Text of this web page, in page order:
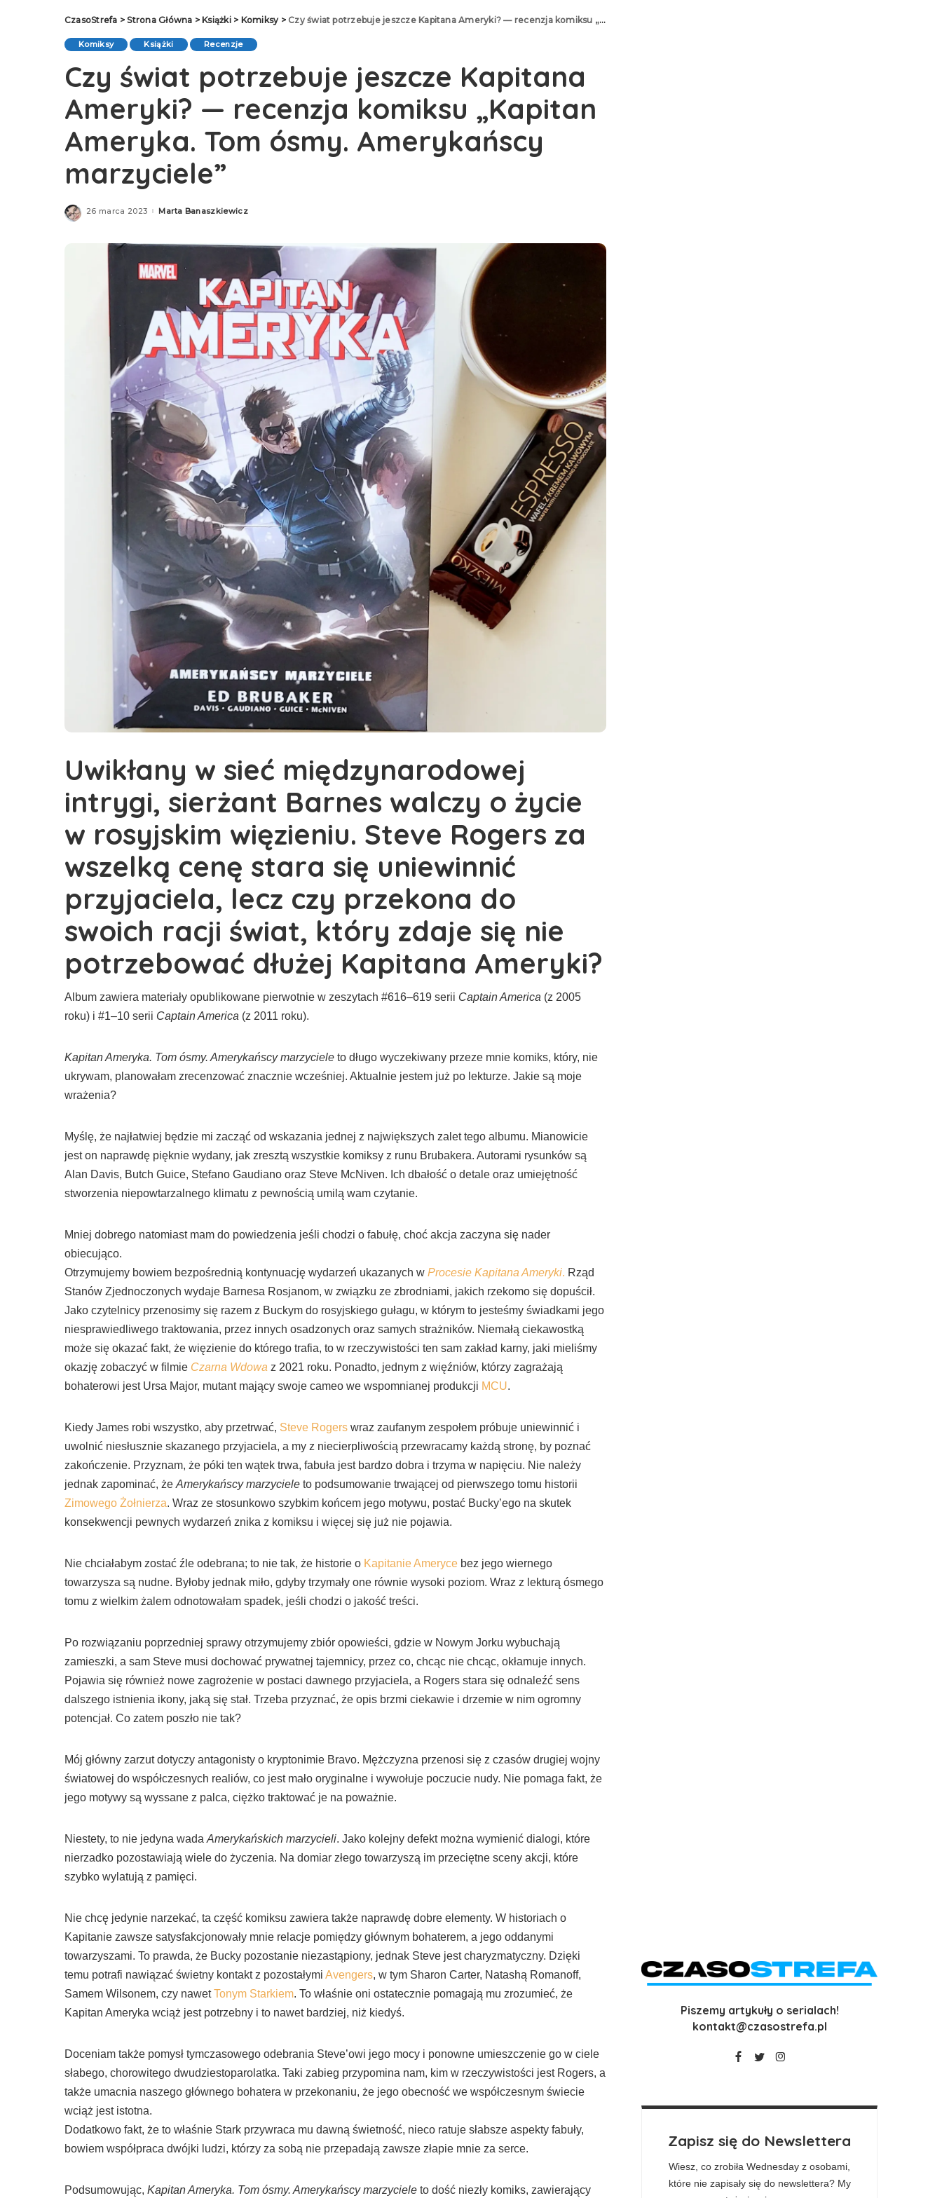
CzasoStrefa >Strona Główna > Książki> Komiksy> Czy świat potrzebuje jeszcze Kapitana Ameryki? — recenzja komiksu „Kapitan Ameryka. Tom ósmy. Amerykańscy marzyciele”
Komiksy Książki Recenzje
Czy świat potrzebuje jeszcze Kapitana
Ameryki? — recenzja komiksu „Kapitan
Ameryka. Tom ósmy. Amerykańscy
marzyciele”
26 marca 2023Posted
Marta Banaszkiewicz
Uwikłany w sieć międzynarodowej
intrygi, sierżant Barnes walczy o życie
w rosyjskim więzieniu. Steve Rogers za
wszelką cenę stara się uniewinnić
przyjaciela, lecz czy przekona do
swoich racji świat, który zdaje się nie
potrzebować dłużej Kapitana Ameryki?
Album zawiera materiały opublikowane pierwotnie w zeszytach #616–619 serii Captain America (z 2005
roku) i #1–10 serii Captain America (z 2011 roku).
Kapitan Ameryka. Tom ósmy. Amerykańscy marzyciele to długo wyczekiwany przeze mnie komiks, który, nie
ukrywam, planowałam zrecenzować znacznie wcześniej. Aktualnie jestem już po lekturze. Jakie są moje
wrażenia?
Myślę, że najłatwiej będzie mi zacząć od wskazania jednej z największych zalet tego albumu. Mianowicie
jest on naprawdę pięknie wydany, jak zresztą wszystkie komiksy z runu Brubakera. Autorami rysunków są
Alan Davis, Butch Guice, Stefano Gaudiano oraz Steve McNiven. Ich dbałość o detale oraz umiejętność
stworzenia niepowtarzalnego klimatu z pewnością umilą wam czytanie.
Mniej dobrego natomiast mam do powiedzenia jeśli chodzi o fabułę, choć akcja zaczyna się nader
obiecująco.
Otrzymujemy bowiem bezpośrednią kontynuację wydarzeń ukazanych w Procesie Kapitana Ameryki. Rząd
Stanów Zjednoczonych wydaje Barnesa Rosjanom, w związku ze zbrodniami, jakich rzekomo się dopuścił.
Jako czytelnicy przenosimy się razem z Buckym do rosyjskiego gułagu, w którym to jesteśmy świadkami jego
niesprawiedliwego traktowania, przez innych osadzonych oraz samych strażników. Niemałą ciekawostką
może się okazać fakt, że więzienie do którego trafia, to w rzeczywistości ten sam zakład karny, jaki mieliśmy
okazję zobaczyć w filmie Czarna Wdowa z 2021 roku. Ponadto, jednym z więźniów, którzy zagrażają
bohaterowi jest Ursa Major, mutant mający swoje cameo we wspomnianej produkcji MCU.
Kiedy James robi wszystko, aby przetrwać, Steve Rogers wraz zaufanym zespołem próbuje uniewinnić i
uwolnić niesłusznie skazanego przyjaciela, a my z niecierpliwością przewracamy każdą stronę, by poznać
zakończenie. Przyznam, że póki ten wątek trwa, fabuła jest bardzo dobra i trzyma w napięciu. Nie należy
jednak zapominać, że Amerykańscy marzyciele to podsumowanie trwającej od pierwszego tomu historii
Zimowego Żołnierza. Wraz ze stosunkowo szybkim końcem jego motywu, postać Bucky’ego na skutek
konsekwencji pewnych wydarzeń znika z komiksu i więcej się już nie pojawia.
Nie chciałabym zostać źle odebrana; to nie tak, że historie o Kapitanie Ameryce bez jego wiernego
towarzysza są nudne. Byłoby jednak miło, gdyby trzymały one równie wysoki poziom. Wraz z lekturą ósmego
tomu z wielkim żalem odnotowałam spadek, jeśli chodzi o jakość treści.
Po rozwiązaniu poprzedniej sprawy otrzymujemy zbiór opowieści, gdzie w Nowym Jorku wybuchają
zamieszki, a sam Steve musi dochować prywatnej tajemnicy, przez co, chcąc nie chcąc, okłamuje innych.
Pojawia się również nowe zagrożenie w postaci dawnego przyjaciela, a Rogers stara się odnaleźć sens
dalszego istnienia ikony, jaką się stał. Trzeba przyznać, że opis brzmi ciekawie i drzemie w nim ogromny
potencjał. Co zatem poszło nie tak?
Mój główny zarzut dotyczy antagonisty o kryptonimie Bravo. Mężczyzna przenosi się z czasów drugiej wojny
światowej do współczesnych realiów, co jest mało oryginalne i wywołuje poczucie nudy. Nie pomaga fakt, że
jego motywy są wyssane z palca, ciężko traktować je na poważnie.
Niestety, to nie jedyna wada Amerykańskich marzycieli. Jako kolejny defekt można wymienić dialogi, które
nierzadko pozostawiają wiele do życzenia. Na domiar złego towarzyszą im przeciętne sceny akcji, które
szybko wylatują z pamięci.
Nie chcę jedynie narzekać, ta część komiksu zawiera także naprawdę dobre elementy. W historiach o
Kapitanie zawsze satysfakcjonowały mnie relacje pomiędzy głównym bohaterem, a jego oddanymi
towarzyszami. To prawda, że Bucky pozostanie niezastąpiony, jednak Steve jest charyzmatyczny. Dzięki
temu potrafi nawiązać świetny kontakt z pozostałymi Avengers, w tym Sharon Carter, Natashą Romanoff,
Samem Wilsonem, czy nawetTonym Starkiem. To właśnie oni ostatecznie pomagają mu zrozumieć, że
Kapitan Ameryka wciąż jest potrzebny i to nawet bardziej, niż kiedyś.
Doceniam także pomysł tymczasowego odebrania Steve’owi jego mocy i ponowne umieszczenie go w ciele
słabego, chorowitego dwudziestoparolatka. Taki zabieg przypomina nam, kim w rzeczywistości jest Rogers, a
także umacnia naszego głównego bohatera w przekonaniu, że jego obecność we współczesnym świecie
wciąż jest istotna.
Dodatkowo fakt, że to właśnie Stark przywraca mu dawną świetność, nieco ratuje słabsze aspekty fabuły,
bowiem współpraca dwójki ludzi, którzy za sobą nie przepadają zawsze złapie mnie za serce.
Podsumowując, Kapitan Ameryka. Tom ósmy. Amerykańscy marzyciele to dość niezły komiks, zawierający
Piszemy artykuły o serialach!
kontakt@czasostrefa.pl
Zapisz się do Newslettera
Wiesz, co zrobiła Wednesday z osobami,
które nie zapisały się do newslettera? My